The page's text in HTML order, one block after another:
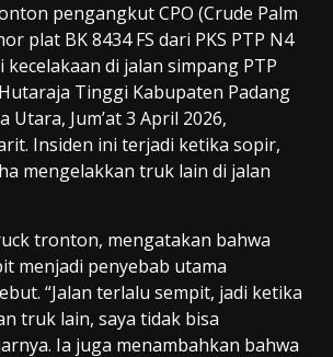
pengangkut CPO (Crude Palm
plat BK 8434 FS dari PKS PTP N4
kecelakaan di jalan simpang PTP
Tinggi Kabupaten Padang
Utara, Jum’at 3 April 2026,
Insiden ini terjadi ketika sopir,
mengelakkan truk lain di jalan
tronton, mengatakan bahwa
menjadi penyebab utama
“Jalan terlalu sempit, jadi ketika
truk lain, saya tidak bisa
Ia juga menambahkan bahwa